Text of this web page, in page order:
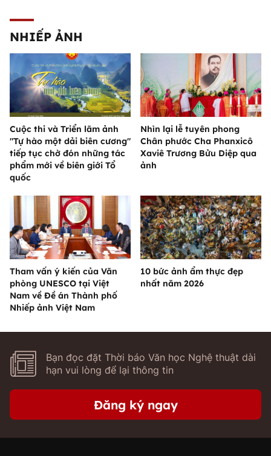
NHIẾP ẢNH
Cuộc thi và Triển lãm ảnh
"Tự hào một dải biên cương"
tiếp tục chờ đón những tác
phẩm mới về biên giới Tổ
quốc
Nhìn lại lễ tuyên phong
Chân phước Cha Phanxicô
Xaviê Trương Bửu Diệp qua
ảnh
Tham vấn ý kiến của Văn
phòng UNESCO tại Việt
Nam về Đề án Thành phố
Nhiếp ảnh Việt Nam
10 bức ảnh ẩm thực đẹp
nhất năm 2026
Bạn đọc đặt Thời báo Văn học Nghệ thuật dài
hạn vui lòng để lại thông tin
Đăng ký ngay